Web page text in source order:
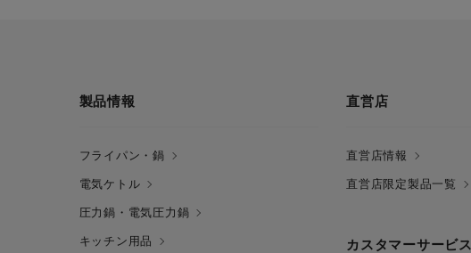
製品情報
フライパン・鍋
電気ケトル
圧力鍋・電気圧力鍋
キッチン用品
直営店
直営店情報
直営店限定製品一覧
カスタマーサービス